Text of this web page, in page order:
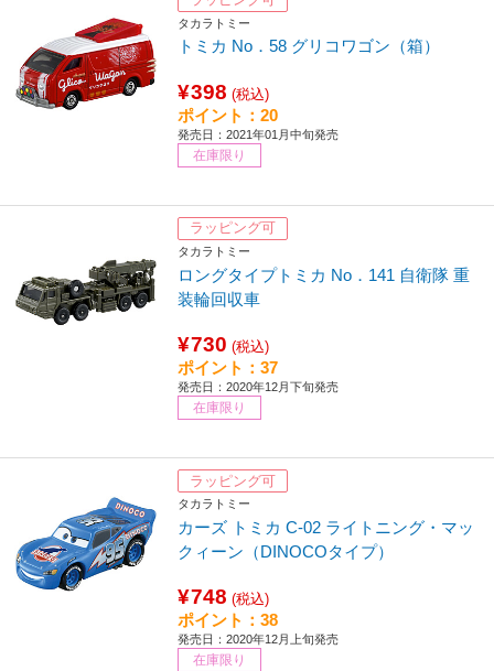
タカラトミー
トミカ No．58 グリコワゴン（箱）
¥398 (税込)
ポイント：20
発売日：2021年01月中旬発売
在庫限り
ラッピング可
タカラトミー
ロングタイプトミカ No．141 自衛隊 重
装輪回収車
¥730 (税込)
ポイント：37
発売日：2020年12月下旬発売
在庫限り
ラッピング可
タカラトミー
カーズ トミカ C-02 ライトニング・マッ
クィーン（DINOCOタイプ）
¥748 (税込)
ポイント：38
発売日：2020年12月上旬発売
在庫限り